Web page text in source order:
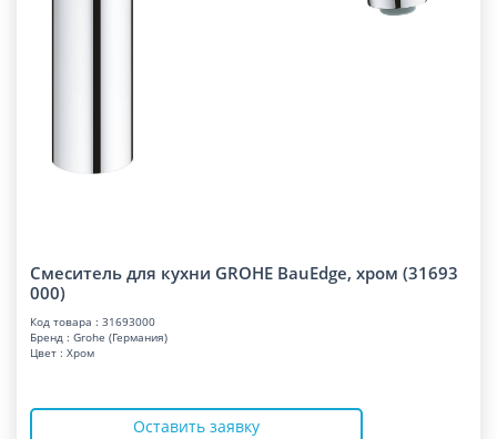
Смеситель для кухни GROHE BauEdge, хром (31693
000)
Код товара : 31693000
Бренд : Grohe (Германия)
Цвет : Хром
Оставить заявку